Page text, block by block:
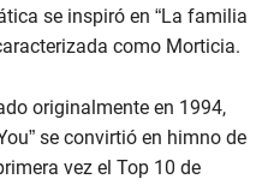
se inspiró en “La familia
como Morticia.
originalmente en 1994,
se convirtió en himno de
vez el Top 10 de